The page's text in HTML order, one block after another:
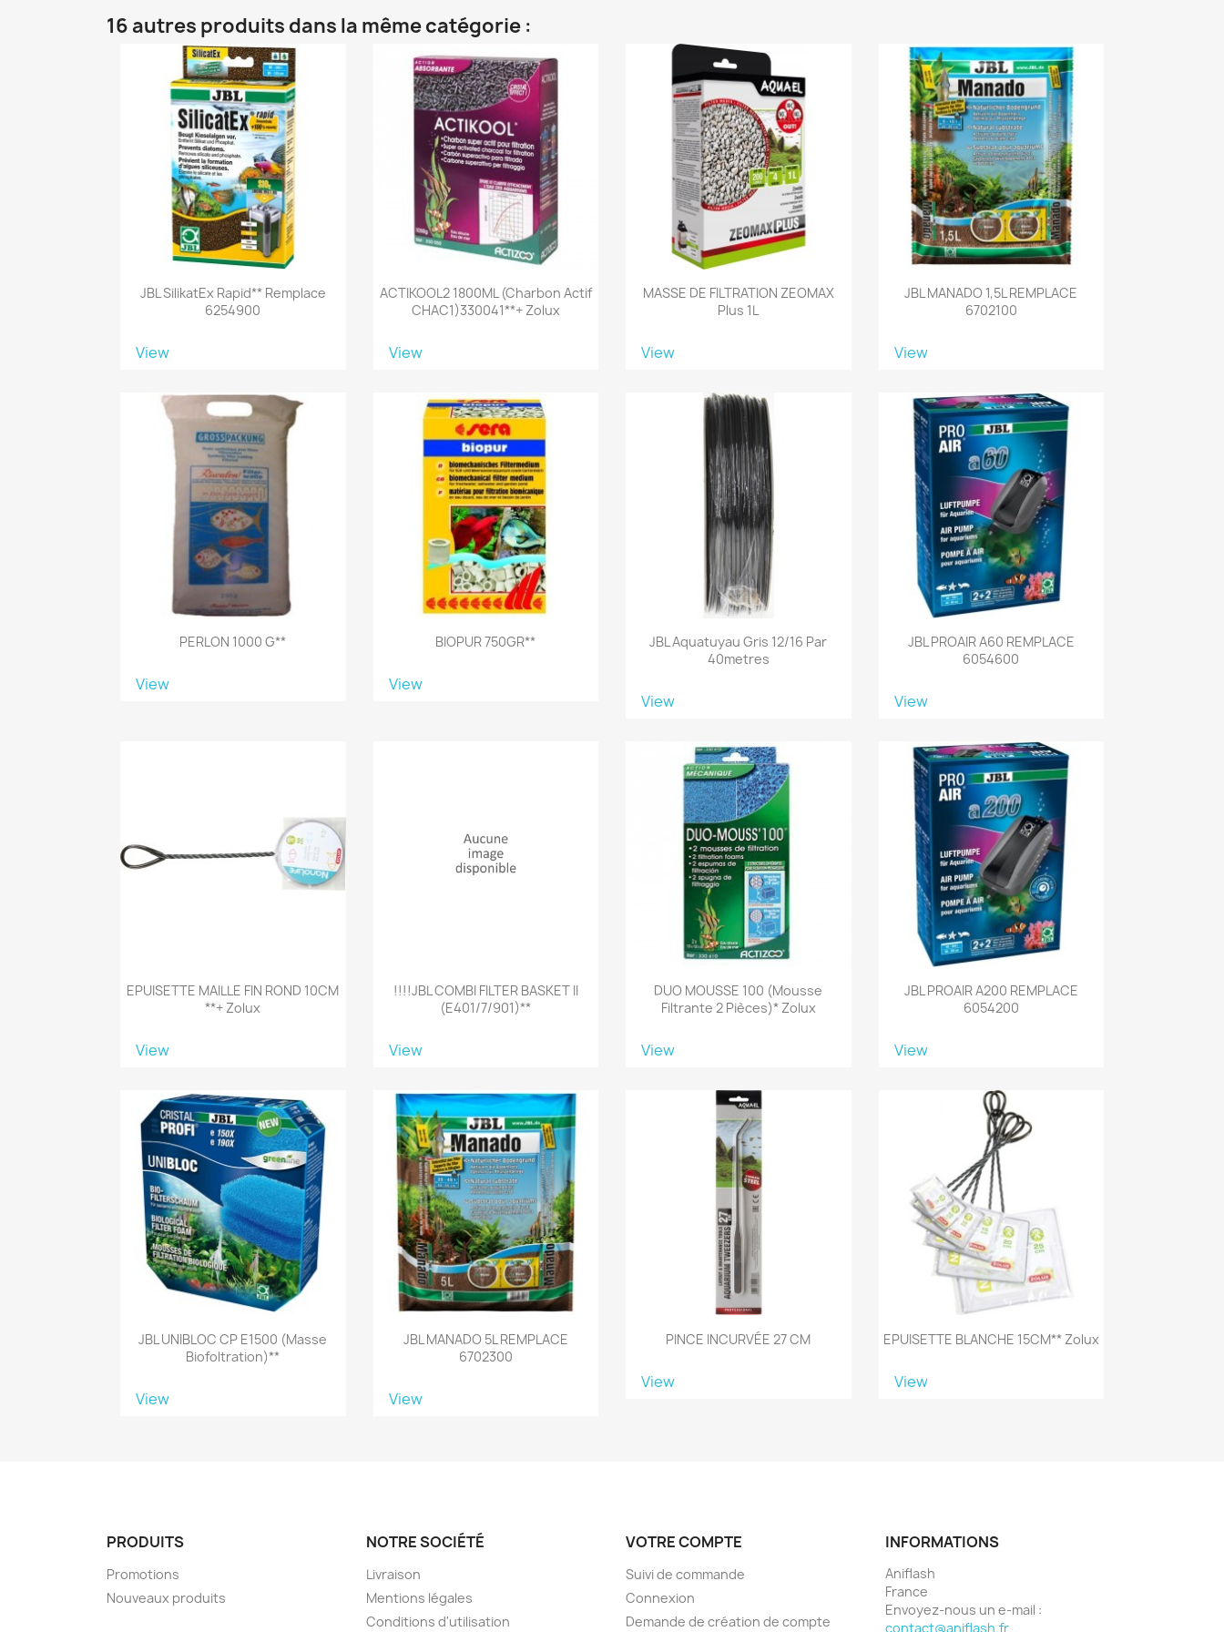
16 autres produits dans la même catégorie :
JBL SilikatEx Rapid** Remplace
6254900
View
ACTIKOOL2 1800ML (Charbon Actif
CHAC1)330041**+ Zolux
View
MASSE DE FILTRATION ZEOMAX
Plus 1L
View
JBL MANADO 1,5L REMPLACE
6702100
View
PERLON 1000 G**
View
BIOPUR 750GR**
View
JBL Aquatuyau Gris 12/16 Par
40metres
View
JBL PROAIR A60 REMPLACE
6054600
View
EPUISETTE MAILLE FIN ROND 10CM
**+ Zolux
View
!!!!JBL COMBI FILTER BASKET II
(e401/7/901)**
View
DUO MOUSSE 100 (Mousse
Filtrante 2 Pièces)* Zolux
View
JBL PROAIR A200 REMPLACE
6054200
View
JBL UNIBLOC CP E1500 (masse
Biofoltration)**
View
JBL MANADO 5L REMPLACE
6702300
View
PINCE INCURVÉE 27 CM
View
EPUISETTE BLANCHE 15CM** Zolux
View
PRODUITS
Promotions
Nouveaux produits
NOTRE SOCIÉTÉ
Livraison
Mentions légales
Conditions d'utilisation
VOTRE COMPTE
Suivi de commande
Connexion
Demande de création de compte
INFORMATIONS
Aniflash
France
Envoyez-nous un e-mail :
contact@aniflash.fr